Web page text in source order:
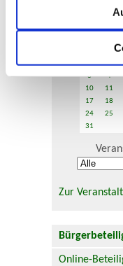
3
4
10
11
17
18
24
25
31
Zur
Online-